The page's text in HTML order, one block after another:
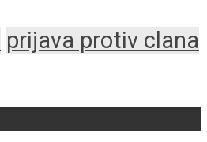
prijava protiv clana